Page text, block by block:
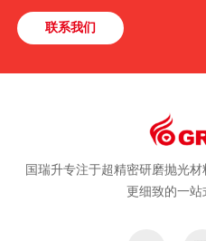
联系我们
国瑞升专注于超精密研磨抛光材
更细致的一站